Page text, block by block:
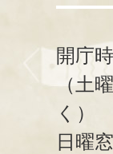
開庁
（土
く）
日曜